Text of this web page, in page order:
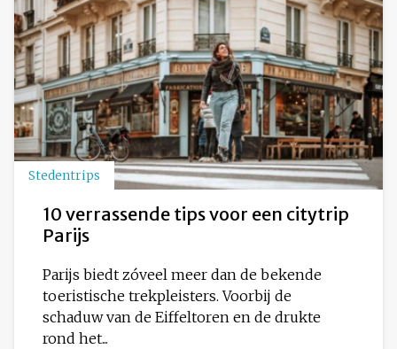
Stedentrips
10 verrassende tips voor een citytrip
Parijs
Parijs biedt zóveel meer dan de bekende
toeristische trekpleisters. Voorbij de
schaduw van de Eiffeltoren en de drukte
rond het...